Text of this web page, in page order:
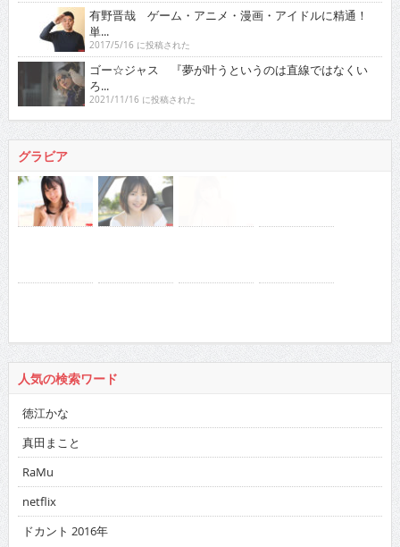
有野晋哉 ゲーム・アニメ・漫画・アイドルに精通！
単...
2017/5/16 に投稿された
ゴー☆ジャス 『夢が叶うというのは直線ではなくい
ろ...
2021/11/16 に投稿された
グラビア
人気の検索ワード
徳江かな
真田まこと
RaMu
netflix
ドカント 2016年